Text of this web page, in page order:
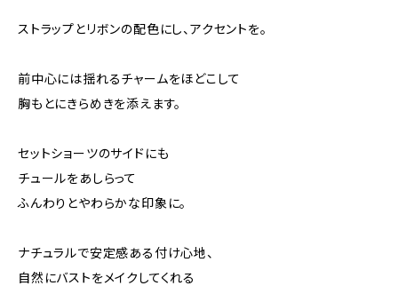
ストラップとリボンの配色にし、アクセントを。
前中心には揺れるチャームをほどこして
胸もとにきらめきを添えます。
セットショーツのサイドにも
チュールをあしらって
ふんわりとやわらかな印象に。
ナチュラルで安定感ある付け心地、
自然にバストをメイクしてくれる